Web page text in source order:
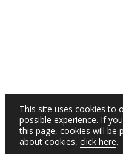
This site uses cookies to
possible experience. If
this page, cookies will be
about cookies, click here.